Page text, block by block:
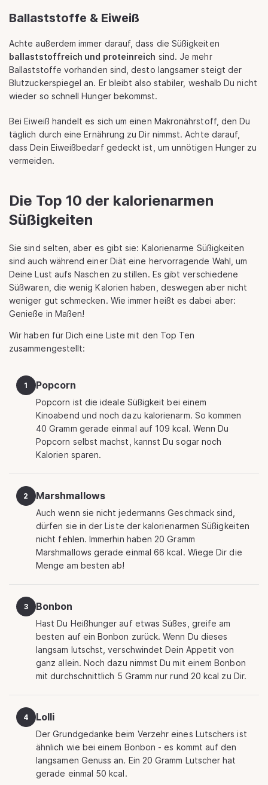
Ballaststoffe & Eiweiß
Achte außerdem immer darauf, dass die Süßigkeiten
ballaststoffreich und proteinreich sind. Je mehr
Ballaststoffe vorhanden sind, desto langsamer steigt der
Blutzuckerspiegel an. Er bleibt also stabiler, weshalb Du nicht
wieder so schnell Hunger bekommst.
Bei Eiweiß handelt es sich um einen Makronährstoff, den Du
täglich durch eine Ernährung zu Dir nimmst. Achte darauf,
dass Dein Eiweißbedarf gedeckt ist, um unnötigen Hunger zu
vermeiden.
Die Top 10 der kalorienarmen
Süßigkeiten
Sie sind selten, aber es gibt sie: Kalorienarme Süßigkeiten
sind auch während einer Diät eine hervorragende Wahl, um
Deine Lust aufs Naschen zu stillen. Es gibt verschiedene
Süßwaren, die wenig Kalorien haben, deswegen aber nicht
weniger gut schmecken. Wie immer heißt es dabei aber:
Genieße in Maßen!
Wir haben für Dich eine Liste mit den Top Ten
zusammengestellt:
1 Popcorn
Popcorn ist die ideale Süßigkeit bei einem
Kinoabend und noch dazu kalorienarm. So kommen
40 Gramm gerade einmal auf 109 kcal. Wenn Du
Popcorn selbst machst, kannst Du sogar noch
Kalorien sparen.
2 Marshmallows
Auch wenn sie nicht jedermanns Geschmack sind,
dürfen sie in der Liste der kalorienarmen Süßigkeiten
nicht fehlen. Immerhin haben 20 Gramm
Marshmallows gerade einmal 66 kcal. Wiege Dir die
Menge am besten ab!
3 Bonbon
Hast Du Heißhunger auf etwas Süßes, greife am
besten auf ein Bonbon zurück. Wenn Du dieses
langsam lutschst, verschwindet Dein Appetit von
ganz allein. Noch dazu nimmst Du mit einem Bonbon
mit durchschnittlich 5 Gramm nur rund 20 kcal zu Dir.
4 Lolli
Der Grundgedanke beim Verzehr eines Lutschers ist
ähnlich wie bei einem Bonbon - es kommt auf den
langsamen Genuss an. Ein 20 Gramm Lutscher hat
gerade einmal 50 kcal.